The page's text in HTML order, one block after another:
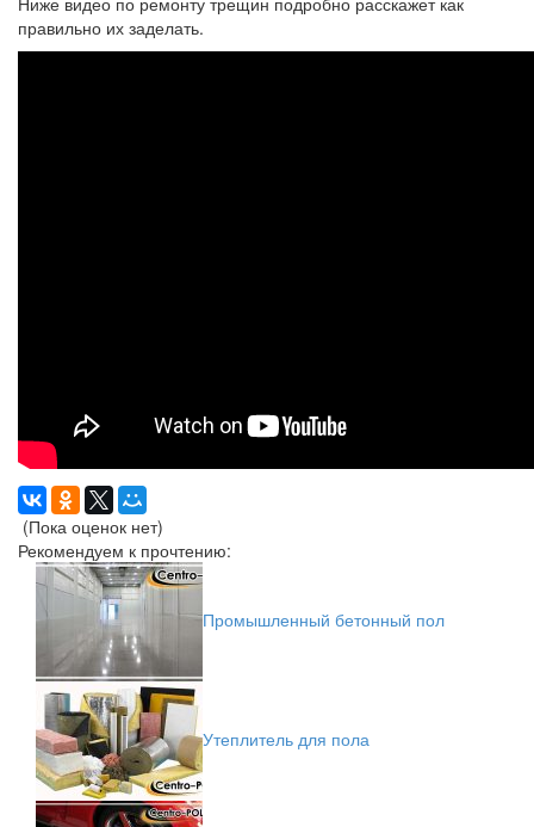
правильно их заделать.
(Пока оценок нет)
Рекомендуем к прочтению:
Промышленный бетонный пол
Утеплитель для пола